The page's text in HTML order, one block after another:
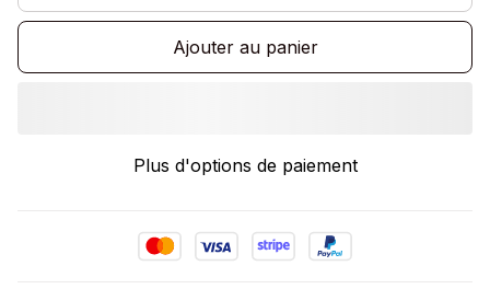
Ajouter au panier
Plus d'options de paiement